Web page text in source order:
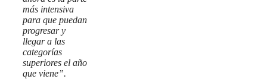
más intensiva
para que puedan
progresar y
llegar a las
categorías
superiores el año
que viene”.